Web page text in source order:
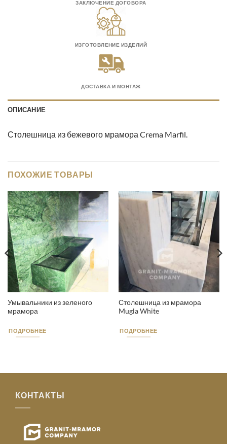
ЗАКЛЮЧЕНИЕ ДОГОВОРА
ИЗГОТОВЛЕНИЕ ИЗДЕЛИЙ
ДОСТАВКА И МОНТАЖ
ОПИСАНИЕ
Столешница из бежевого мрамора Crema Marfil.
ПОХОЖИЕ ТОВАРЫ
Умывальники из зеленого
мрамора
ПОДРОБНЕЕ
Столешница из мрамора
Mugla White
ПОДРОБНЕЕ
КОНТАКТЫ